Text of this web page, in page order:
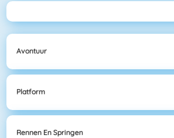
Avontuur
Platform
Rennen En Springen